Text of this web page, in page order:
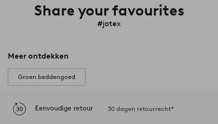
Share your favourites
#jotex
Meer ontdekken
Groen beddengoed
Eenvoudige retour 30 dagen retourrecht*